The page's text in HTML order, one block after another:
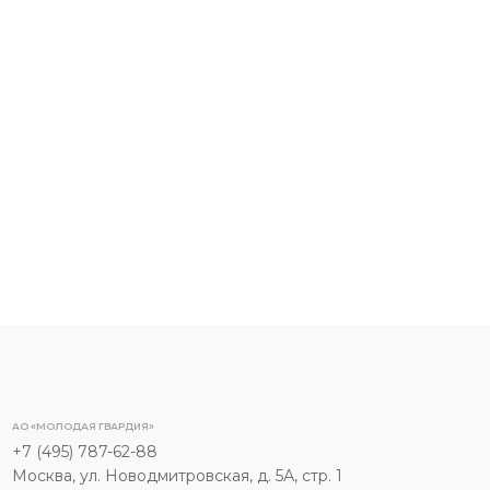
АО «МОЛОДАЯ ГВАРДИЯ»
+7 (495) 787-62-88
Москва, ул. Новодмитровская, д. 5А, стр. 1